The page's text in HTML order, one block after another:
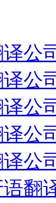
公
公
公
公
公
翻